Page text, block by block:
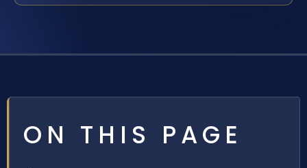
ON THIS PAGE